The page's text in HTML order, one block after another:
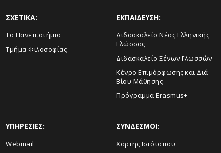
ΣΧΕΤΙΚΑ:
Το Πανεπιστήμιο
Τμήμα Φιλοσοφίας
ΕΚΠΑΙΔΕΥΣΗ:
Διδασκαλείο Νέας Ελληνικής
Γλώσσας
Διδασκαλείο Ξένων Γλωσσών
Κένρο Επιμόρφωσης και Διά
Βίου Μάθησης
Πρόγραμμα Erasmus+
ΥΠΗΡΕΣΙΕΣ:
Webmail
ΣΥΝΔΕΣΜΟΙ:
Χάρτης Ιστότοπου